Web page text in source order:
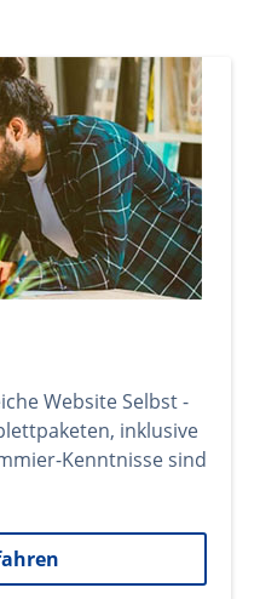
Website Selbst -
inklusive
Kenntnisse sind